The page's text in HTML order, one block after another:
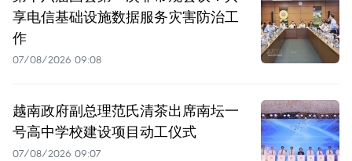
享电信基础设施数据服务灾害防治工
作
07/08/2026 09:08
越南政府副总理范氏清茶出席南坛一
号高中学校建设项目动工仪式
07/08/2026 09:07